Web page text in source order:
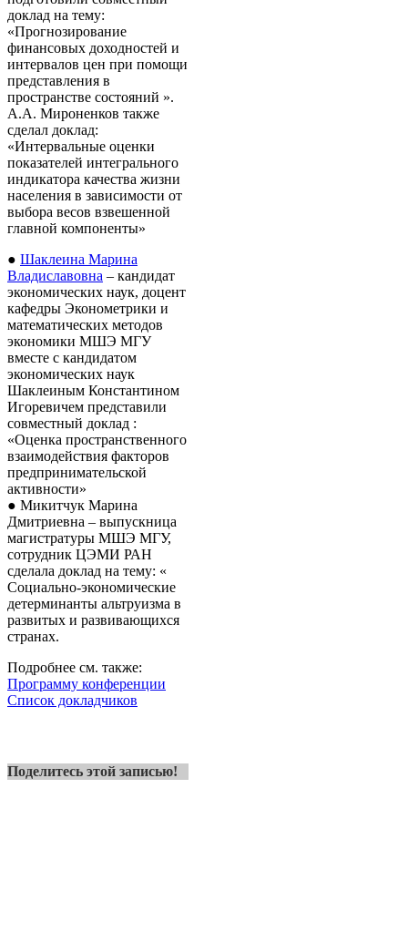
доклад на тему:
«Прогнозирование
финансовых доходностей и
интервалов цен при помощи
представления в
пространстве состояний ».
А.А. Мироненков также
сделал доклад:
«Интервальные оценки
показателей интегрального
индикатора качества жизни
населения в зависимости от
выбора весов взвешенной
главной компоненты»
● Шаклеина Марина
Владиславовна – кандидат
экономических наук, доцент
кафедры Эконометрики и
математических методов
экономики МШЭ МГУ
вместе с кандидатом
экономических наук
Шаклеиным Константином
Игоревичем представили
совместный доклад :
«Оценка пространственного
взаимодействия факторов
предпринимательской
активности»
● Микитчук Марина
Дмитриевна – выпускница
магистратуры МШЭ МГУ,
сотрудник ЦЭМИ РАН
сделала доклад на тему: «
Социально-экономические
детерминанты альтруизма в
развитых и развивающихся
странах.
Подробнее см. также:
Программу конференции
Список докладчиков
Поделитесь этой записью!